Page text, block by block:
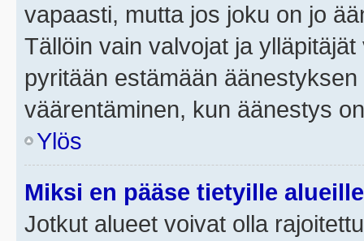
vapaasti, mutta jos joku on jo
Tällöin vain valvojat ja
pyritään estämään
väärentäminen, kun äänestys
Ylös
Miksi en pääse tietyille
Jotkut alueet voivat olla